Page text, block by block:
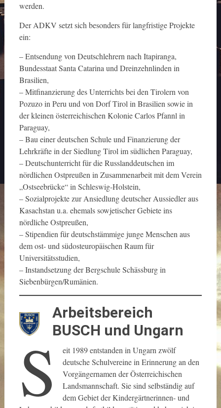
werden.
Der ADKV setzt sich besonders für langfristige Projekte
ein:
– Entsendung von Deutschlehrern nach Itapiranga,
Bundesstaat Santa Catarina und Dreinzehnlinden in
Brasilien,
– Mitfinanzierung des Unterrichts bei den Tirolern von
Pozuzo in Peru und von Dorf Tirol in Brasilien sowie in
der kleinen österreichischen Kolonie Carlos Pfannl in
Paraguay,
– Bau einer deutschen Schule und Finanzierung der
Lehrkräfte in der Siedlung Tirol im südlichen Paraguay,
– Deutschunterricht für die Russlanddeutschen im
nördlichen Ostpreußen in Zusammenarbeit mit dem Verein
„Ostseebrücke“ in Schleswig-Holstein,
– Sozialprojekte zur Ansiedlung deutscher Aussiedler aus
Kasachstan u.a. ehemals sowjetischer Gebiete ins
nördliche Ostpreußen,
– Stipendien für deutschstämmige junge Menschen aus
dem ost- und südosteuropäischen Raum für
Universitätsstudien,
– Instandsetzung der Bergschule Schässburg in
Siebenbürgen/Rumänien.
Arbeitsbereich
BUSCH und Ungarn
S
eit 1989 entstanden in Ungarn zwölf
deutsche Schulvereine in Erinnerung an den
Vorgängernamen der Österreichischen
Landsmannschaft. Sie sind selbständig auf
dem Gebiet der Kindergärtnerinnen- und